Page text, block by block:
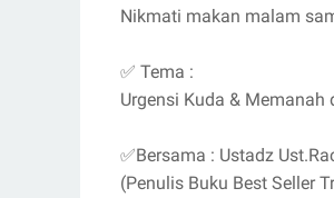
Nikmati makan malam
✅ Tema :
Urgensi Kuda &
✅Bersama : Ustadz
(Penulis Buku Best Seller